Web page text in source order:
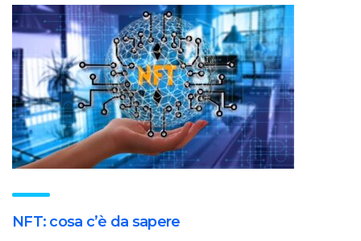
NFT: cosa c’è da sapere